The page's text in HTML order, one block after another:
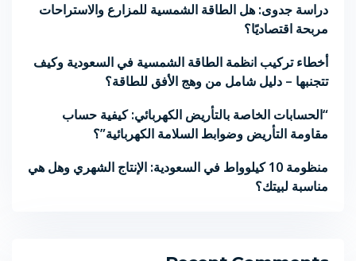
دراسة جدوى: هل الطاقة الشمسية للمزارع والاستراحات
مربحة اقتصاديًا؟
أخطاء تركيب انظمة الطاقة الشمسية في السعودية وكيف
تتجنبها – دليل شامل من وهج الأفق للطاقة؟
“الحسابات الخاصة بالتأريض الكهربائي: كيفية حساب
مقاومة التأريض وضوابط السلامة الكهربائية”؟
منظومة 10 كيلوواط في السعودية: الإنتاج الشهري وهل هي
مناسبة لبيتك؟